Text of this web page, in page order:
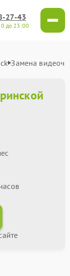
27-43
до 23:00
Замена